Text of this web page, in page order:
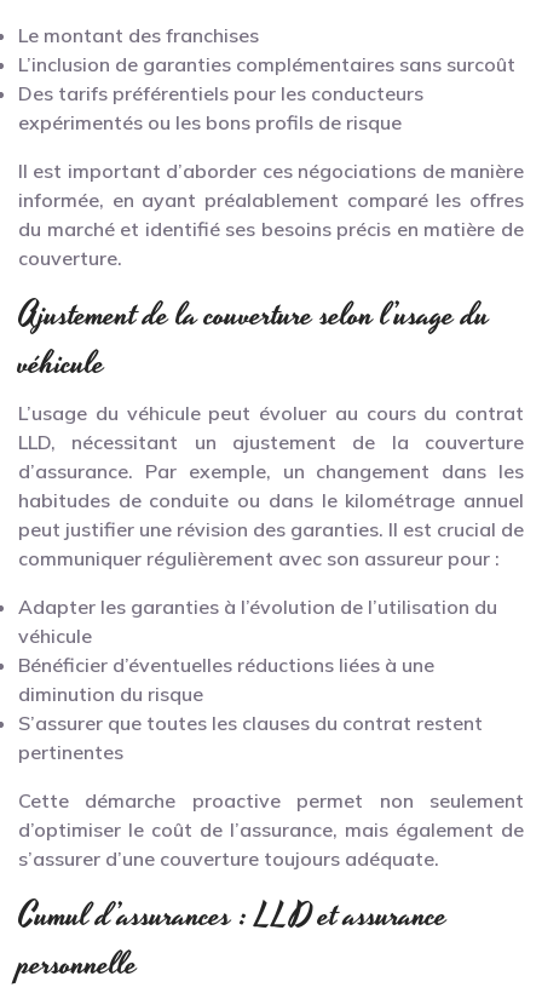
Le montant des franchises
L’inclusion de garanties complémentaires sans surcoût
Des tarifs préférentiels pour les conducteurs
expérimentés ou les bons profils de risque
Il est important d’aborder ces négociations de manière
informée, en ayant préalablement comparé les offres
du marché et identifié ses besoins précis en matière de
couverture.
Ajustement de la couverture selon l’usage du
véhicule
L’usage du véhicule peut évoluer au cours du contrat
LLD, nécessitant un ajustement de la couverture
d’assurance. Par exemple, un changement dans les
habitudes de conduite ou dans le kilométrage annuel
peut justifier une révision des garanties. Il est crucial de
communiquer régulièrement avec son assureur pour :
Adapter les garanties à l’évolution de l’utilisation du
véhicule
Bénéficier d’éventuelles réductions liées à une
diminution du risque
S’assurer que toutes les clauses du contrat restent
pertinentes
Cette démarche proactive permet non seulement
d’optimiser le coût de l’assurance, mais également de
s’assurer d’une couverture toujours adéquate.
Cumul d’assurances : LLD et assurance
personnelle